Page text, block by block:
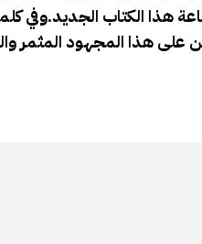
الكتاب الجديد.وفي